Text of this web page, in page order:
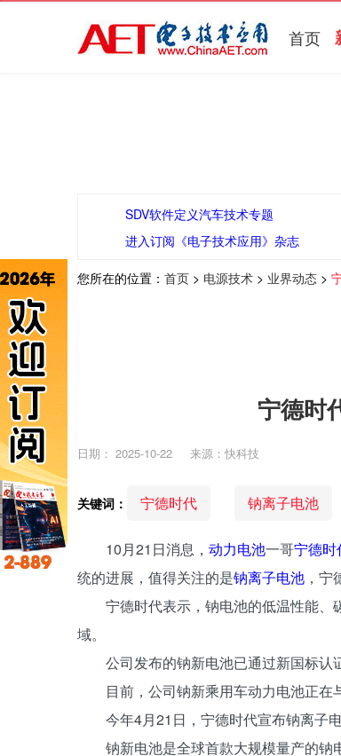
首页
SDV软件定义汽车技术专题
进入订阅《电子技术应用》杂志
您所在的位置： 首页 > 电源技术 > 业界动态 >
宁德时
日期： 2025-10-22 来源：快科技
关键词： 宁德时代 钠离子电池
10月21日消息， 动力电池一哥宁德时
统的进展，值得关注的是钠离子电池 ，宁
宁德时代表示，钠电池的低温性能
域。
公司发布的钠新电池已通过新国标认
目前，公司钠新乘用车动力电池正在
今年4月21日，宁德时代宣布钠离子电
钠新电池是全球首款大规模量产的